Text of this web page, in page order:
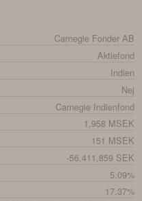
Carnegie Fonder AB
Aktiefond
Indien
Nej
Carnegie Indienfond
1,958 MSEK
151 MSEK
-56,411,859 SEK
5.09%
17.37%